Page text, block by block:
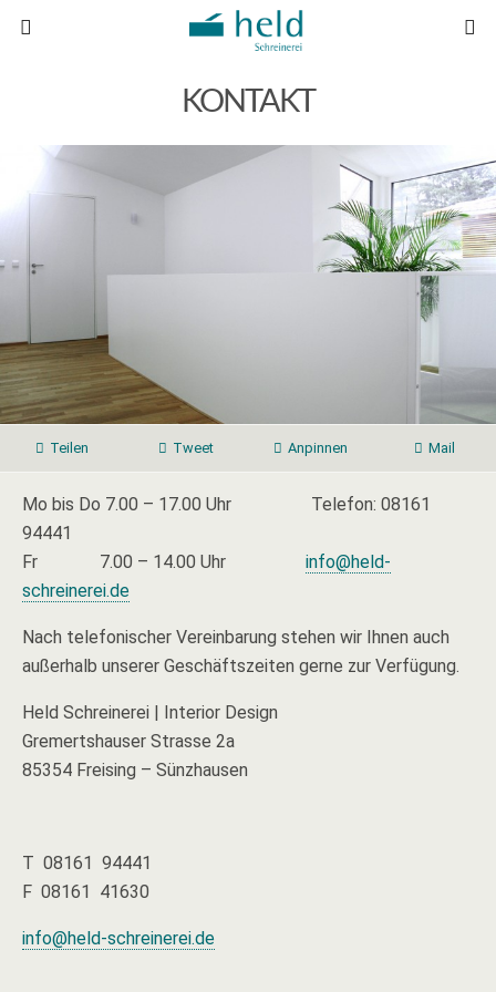
KONTAKT
Teilen Tweet Anpinnen Mail
Mo bis Do 7.00 – 17.00 Uhr Telefon: 08161
94441
Fr 7.00 – 14.00 Uhr info@held-
schreinerei.de
Nach telefonischer Vereinbarung stehen wir Ihnen auch
außerhalb unserer Geschäftszeiten gerne zur Verfügung.
Held Schreinerei | Interior Design
Gremertshauser Strasse 2a
85354 Freising – Sünzhausen
T 08161 94441
F 08161 41630
info@held-schreinerei.de